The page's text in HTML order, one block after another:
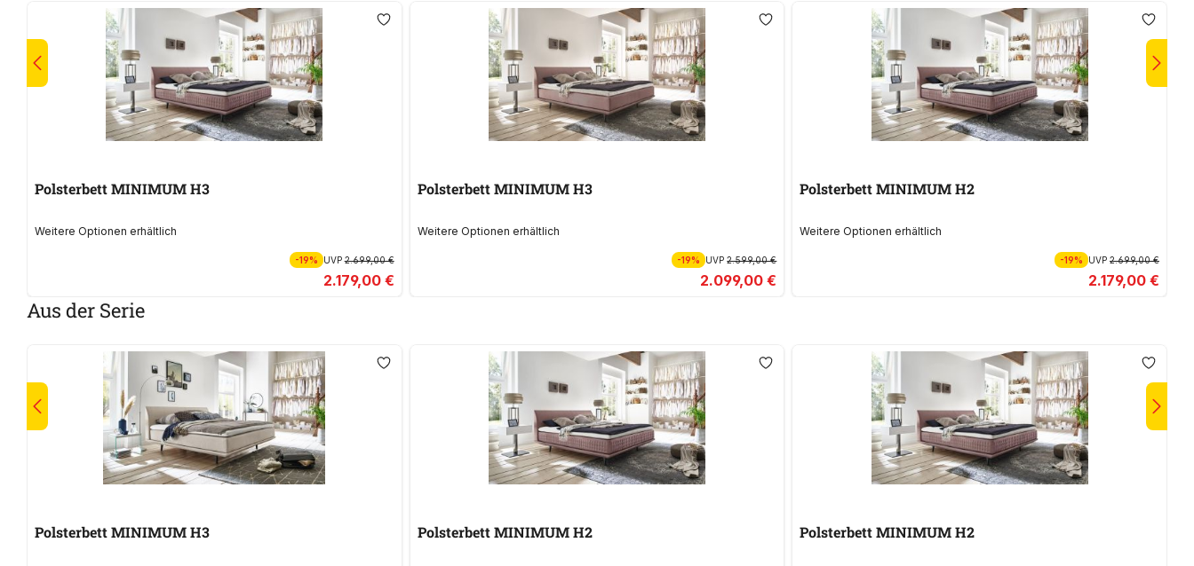
Polsterbett MINIMUM H3
Weitere Optionen erhältlich
-19% UVP2.699,00 €
2.179,00 €
Polsterbett MINIMUM H3
Weitere Optionen erhältlich
-19% UVP2.599,00 €
2.099,00 €
Polsterbett MINIMUM H2
Weitere Optionen erhältlich
-19% UVP 2.699,00 €
2.179,00 €
Aus der Serie
Polsterbett MINIMUM H3 Polsterbett MINIMUM H2 Polsterbett MINIMUM H2